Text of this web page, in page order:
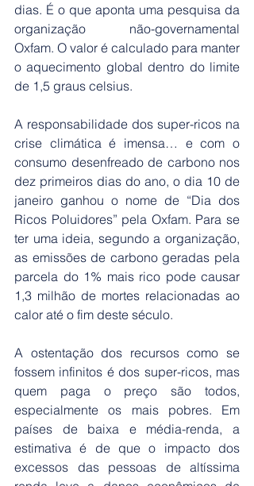
dias. É o que aponta uma pesquisa da
organização não-governamental
Oxfam. O valor é calculado para manter
o aquecimento global dentro do limite
de 1,5 graus celsius.
A responsabilidade dos super-ricos na
crise climática é imensa… e com o
consumo desenfreado de carbono nos
dez primeiros dias do ano, o dia 10 de
janeiro ganhou o nome de “Dia dos
Ricos Poluidores” pela Oxfam. Para se
ter uma ideia, segundo a organização,
as emissões de carbono geradas pela
parcela do 1% mais rico pode causar
1,3 milhão de mortes relacionadas ao
calor até o fim deste século.
A ostentação dos recursos como se
fossem infinitos é dos super-ricos, mas
quem paga o preço são todos,
especialmente os mais pobres. Em
países de baixa e média-renda, a
estimativa é de que o impacto dos
excessos das pessoas de altíssima